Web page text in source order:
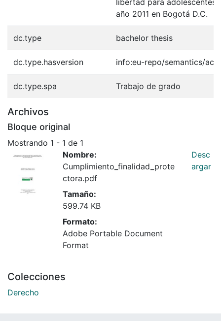
libertad para adolescentes,
año 2011 en Bogotá D.C.
dc.type bachelor thesis
dc.type.hasversion info:eu-repo/semantics/
dc.type.spa Trabajo de grado
Archivos
Bloque original
Mostrando 1 - 1 de 1
Nombre:
Cumplimiento_finalidad_prote
ctora.pdf
Tamaño:
599.74 KB
Formato:
Adobe Portable Document
Format
Desc
argar
Colecciones
Derecho